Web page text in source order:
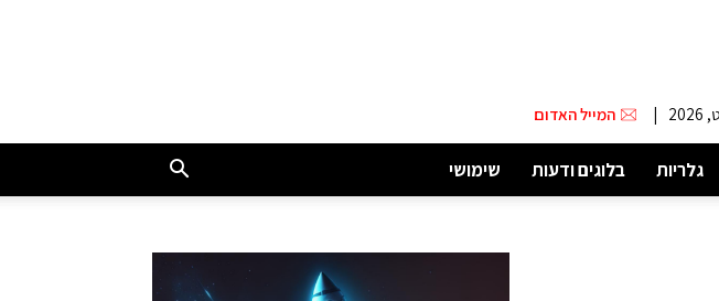
| המייל האדום
גלריות בלוגים ודעות שימושי